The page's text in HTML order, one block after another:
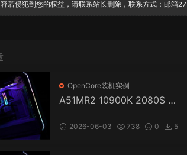
若侵犯到您的权益，请联系站长删除，联系方式：邮箱
OpenCore装机实例
A51MR2 10900K 2080S 雷
式电脑 OpenCore EFI 黑苹
2026-06-03 738 0 5